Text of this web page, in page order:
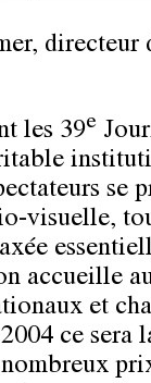
directeur
les 39e
se
visuelle,
accueille
et
ce sera